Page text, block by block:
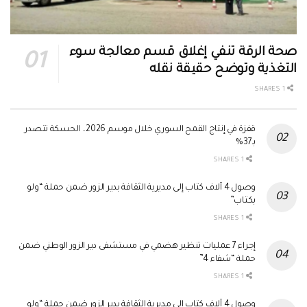
صحة الرقة تنفي إغلاق قسم معالجة سوء
التغذية وتوضح حقيقة نقله
قفزة في إنتاج القمح السوري خلال موسم 2026.. الحسكة تتصدر
بـ37%
وصول 4 آلاف كتاب إلى مديرية الثقافة بدير الزور ضمن حملة “ولو
بكتاب”
إجراء 7 عمليات تنظير هضمي في مستشفى دير الزور الوطني ضمن
حملة “شفاء 4”
وصول 4 آلاف كتاب إلى مديرية الثقافة بدير الزور ضمن حملة “ولو